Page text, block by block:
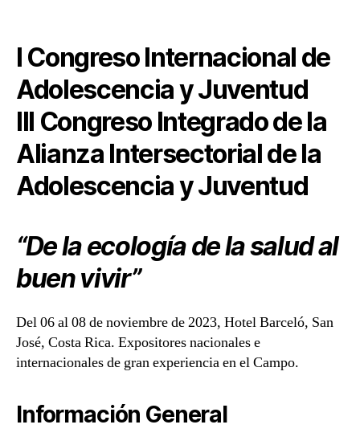
I Congreso Internacional de
Adolescencia y Juventud
III Congreso Integrado de la
Alianza Intersectorial de la
Adolescencia y Juventud
“De la ecología de la salud al
buen vivir”
Del 06 al 08 de noviembre de 2023, Hotel Barceló, San
José, Costa Rica. Expositores nacionales e
internacionales de gran experiencia en el Campo.
Información General